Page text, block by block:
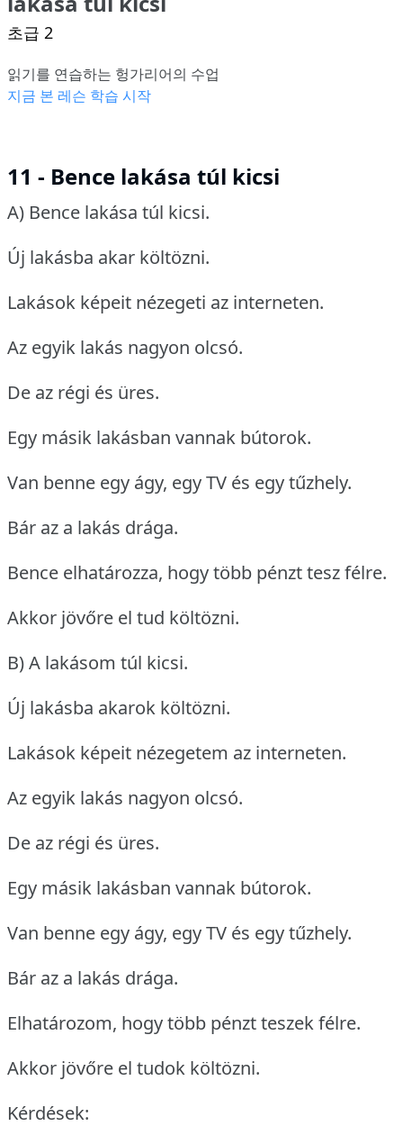
초급 2
읽기를 연습하는 헝가리어의 수업
지금 본 레슨 학습 시작
11 - Bence lakása túl kicsi
A) Bence lakása túl kicsi.
Új lakásba akar költözni.
Lakások képeit nézegeti az interneten.
Az egyik lakás nagyon olcsó.
De az régi és üres.
Egy másik lakásban vannak bútorok.
Van benne egy ágy, egy TV és egy tűzhely.
Bár az a lakás drága.
Bence elhatározza, hogy több pénzt tesz félre.
Akkor jövőre el tud költözni.
B) A lakásom túl kicsi.
Új lakásba akarok költözni.
Lakások képeit nézegetem az interneten.
Az egyik lakás nagyon olcsó.
De az régi és üres.
Egy másik lakásban vannak bútorok.
Van benne egy ágy, egy TV és egy tűzhely.
Bár az a lakás drága.
Elhatározom, hogy több pénzt teszek félre.
Akkor jövőre el tudok költözni.
Kérdések: